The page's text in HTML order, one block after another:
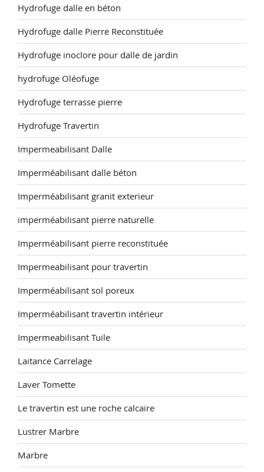
Hydrofuge dalle en béton
Hydrofuge dalle Pierre Reconstituée
Hydrofuge inoclore pour dalle de jardin
hydrofuge Oléofuge
Hydrofuge terrasse pierre
Hydrofuge Travertin
Impermeabilisant Dalle
Imperméabilisant dalle béton
Imperméabilisant granit exterieur
imperméabilisant pierre naturelle
Imperméabilisant pierre reconstituée
Impermeabilisant pour travertin
Imperméabilisant sol poreux
Imperméabilisant travertin intérieur
Impermeabilisant Tuile
Laitance Carrelage
Laver Tomette
Le travertin est une roche calcaire
Lustrer Marbre
Marbre